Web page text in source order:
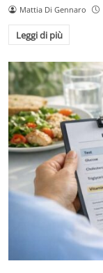
Mattia Di Gennaro
Leggi di più